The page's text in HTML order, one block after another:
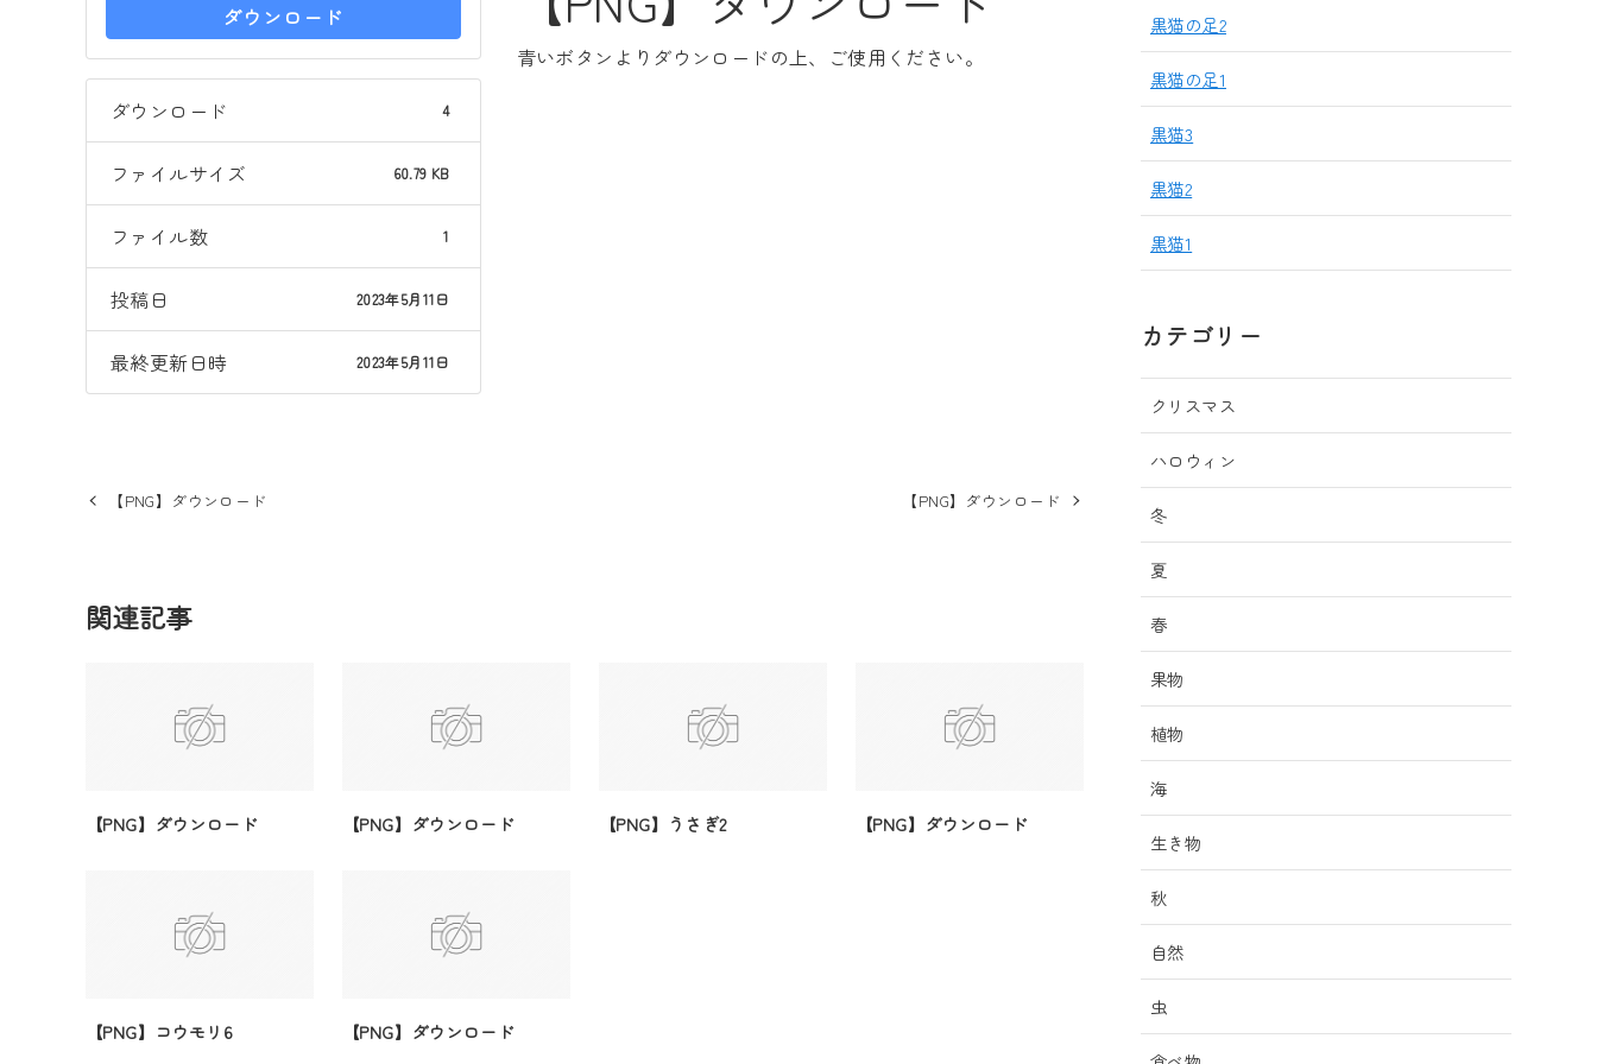
ダウンロード
ダウンロード 4
ファイルサイズ 60.79 KB
ファイル数 1
投稿日 2023年5月11日
最終更新日時 2023年5月11日
青いボタンよりダウンロードの上、ご使用ください。
【PNG】ダウンロード 【PNG】ダウンロード
関連記事
【PNG】ダウンロード 【PNG】ダウンロード 【PNG】うさぎ2 【PNG】ダウンロード
【PNG】コウモリ6 【PNG】ダウンロード
黒猫の足2
黒猫の足1
黒猫3
黒猫2
黒猫1
カテゴリー
クリスマス
ハロウィン
冬
夏
春
果物
植物
海
生き物
秋
自然
虫